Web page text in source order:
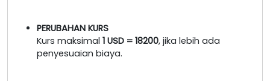
PERUBAHAN KURS
Kurs maksimal 1 USD = 18200, jika lebih ada
penyesuaian biaya.